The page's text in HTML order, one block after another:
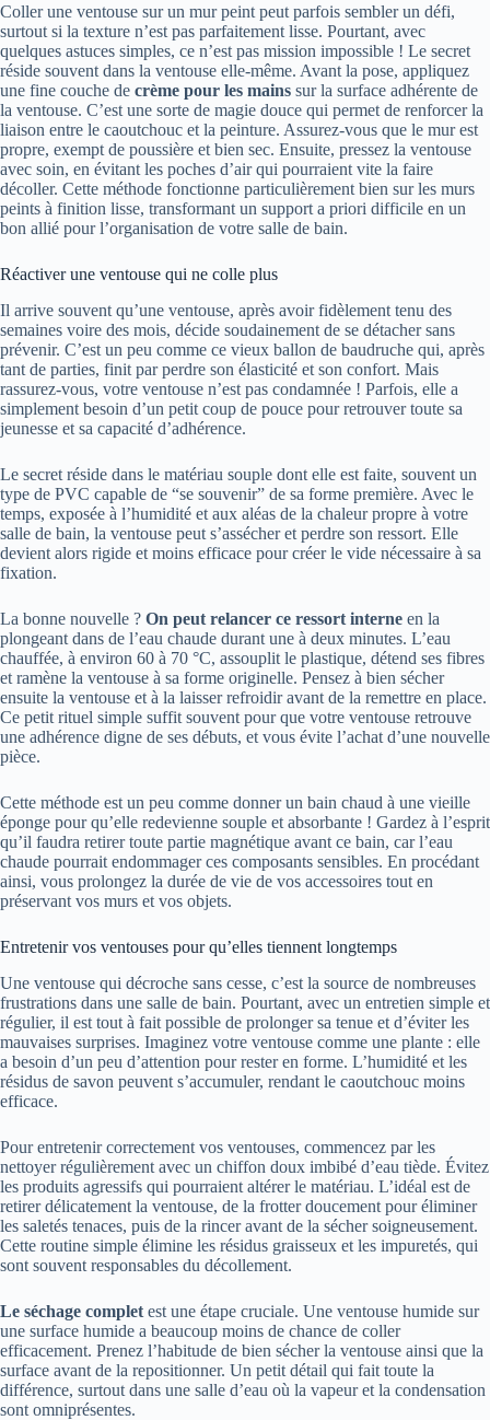
Coller une ventouse sur un mur peint peut parfois sembler un défi,
surtout si la texture n’est pas parfaitement lisse. Pourtant, avec
quelques astuces simples, ce n’est pas mission impossible ! Le secret
réside souvent dans la ventouse elle-même. Avant la pose, appliquez
une fine couche de crème pour les mains sur la surface adhérente de
la ventouse. C’est une sorte de magie douce qui permet de renforcer la
liaison entre le caoutchouc et la peinture. Assurez-vous que le mur est
propre, exempt de poussière et bien sec. Ensuite, pressez la ventouse
avec soin, en évitant les poches d’air qui pourraient vite la faire
décoller. Cette méthode fonctionne particulièrement bien sur les murs
peints à finition lisse, transformant un support a priori difficile en un
bon allié pour l’organisation de votre salle de bain.
Réactiver une ventouse qui ne colle plus
Il arrive souvent qu’une ventouse, après avoir fidèlement tenu des
semaines voire des mois, décide soudainement de se détacher sans
prévenir. C’est un peu comme ce vieux ballon de baudruche qui, après
tant de parties, finit par perdre son élasticité et son confort. Mais
rassurez-vous, votre ventouse n’est pas condamnée ! Parfois, elle a
simplement besoin d’un petit coup de pouce pour retrouver toute sa
jeunesse et sa capacité d’adhérence.
Le secret réside dans le matériau souple dont elle est faite, souvent un
type de PVC capable de “se souvenir” de sa forme première. Avec le
temps, exposée à l’humidité et aux aléas de la chaleur propre à votre
salle de bain, la ventouse peut s’assécher et perdre son ressort. Elle
devient alors rigide et moins efficace pour créer le vide nécessaire à sa
fixation.
La bonne nouvelle ? On peut relancer ce ressort interne en la
plongeant dans de l’eau chaude durant une à deux minutes. L’eau
chauffée, à environ 60 à 70 °C, assouplit le plastique, détend ses fibres
et ramène la ventouse à sa forme originelle. Pensez à bien sécher
ensuite la ventouse et à la laisser refroidir avant de la remettre en place.
Ce petit rituel simple suffit souvent pour que votre ventouse retrouve
une adhérence digne de ses débuts, et vous évite l’achat d’une nouvelle
pièce.
Cette méthode est un peu comme donner un bain chaud à une vieille
éponge pour qu’elle redevienne souple et absorbante ! Gardez à l’esprit
qu’il faudra retirer toute partie magnétique avant ce bain, car l’eau
chaude pourrait endommager ces composants sensibles. En procédant
ainsi, vous prolongez la durée de vie de vos accessoires tout en
préservant vos murs et vos objets.
Entretenir vos ventouses pour qu’elles tiennent longtemps
Une ventouse qui décroche sans cesse, c’est la source de nombreuses
frustrations dans une salle de bain. Pourtant, avec un entretien simple et
régulier, il est tout à fait possible de prolonger sa tenue et d’éviter les
mauvaises surprises. Imaginez votre ventouse comme une plante : elle
a besoin d’un peu d’attention pour rester en forme. L’humidité et les
résidus de savon peuvent s’accumuler, rendant le caoutchouc moins
efficace.
Pour entretenir correctement vos ventouses, commencez par les
nettoyer régulièrement avec un chiffon doux imbibé d’eau tiède. Évitez
les produits agressifs qui pourraient altérer le matériau. L’idéal est de
retirer délicatement la ventouse, de la frotter doucement pour éliminer
les saletés tenaces, puis de la rincer avant de la sécher soigneusement.
Cette routine simple élimine les résidus graisseux et les impuretés, qui
sont souvent responsables du décollement.
Le séchage complet est une étape cruciale. Une ventouse humide sur
une surface humide a beaucoup moins de chance de coller
efficacement. Prenez l’habitude de bien sécher la ventouse ainsi que la
surface avant de la repositionner. Un petit détail qui fait toute la
différence, surtout dans une salle d’eau où la vapeur et la condensation
sont omniprésentes.